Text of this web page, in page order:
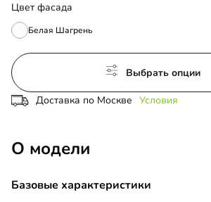
Цвет фасада
Белая Шагрень
Выбрать опции
Доставка по Москве Условия
О модели
Базовые характеристики